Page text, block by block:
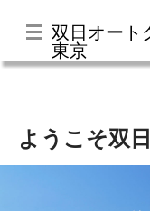
ン
Home
双日オート
東京
ようこそ双